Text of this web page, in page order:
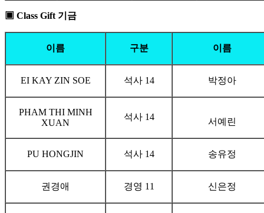
▣ Class Gift 기금
이름 구분 이름
EI KAY ZIN SOE 석사 14 박정아
PHAM THI MINH
XUAN
석사 14 서예린
PU HONGJIN 석사 14 송유정
권경애 경영 11 신은정